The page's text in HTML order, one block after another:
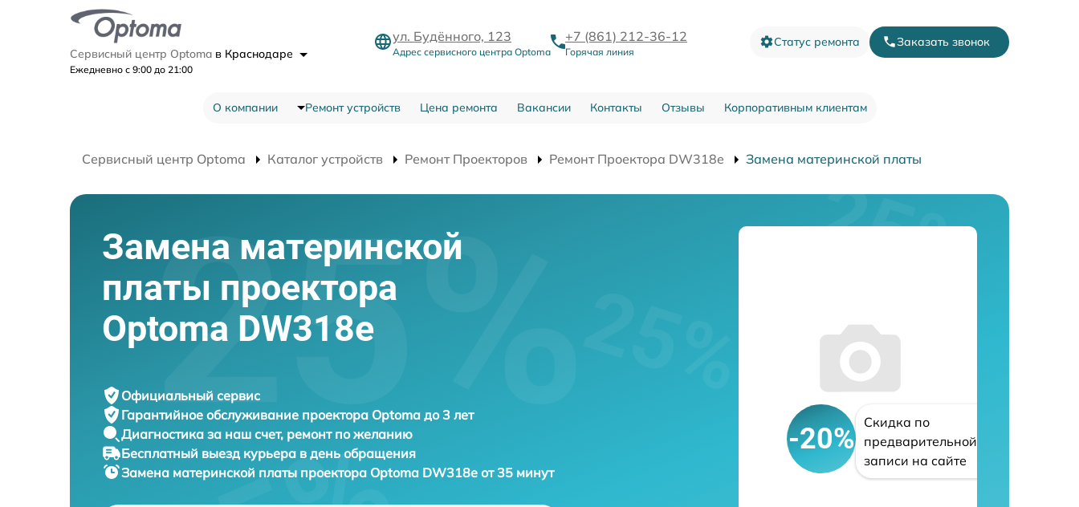
Сервисный центр Optoma в Краснодаре
Ежедневно с 9:00 до 21:00
ул. Будённого, 123
Адрес сервисного центра Optoma
+7 (861) 212-36-12
Горячая линия
Статус ремонта Заказать звонок
О компании Ремонт устройств Цена ремонта Вакансии Контакты Отзывы Корпоративным клиентам
Сервисный центр Optoma Каталог устройств Ремонт Проекторов Ремонт Проектора DW318e Замена материнской платы
Замена материнской
платы проектора
Optoma DW318e
Официальный сервис
Гарантийное обслуживание проектора Optoma до 3 лет
Диагностика за наш счет, ремонт по желанию
Бесплатный выезд курьера в день обращения
Замена материнской платы проектора Optoma DW318e от 35 минут
-20%
Скидка по
предварительной
записи на сайте